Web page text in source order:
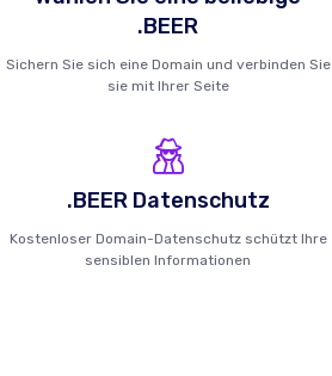
.BEER
Sichern Sie sich eine Domain und verbinden Sie
sie mit Ihrer Seite
.BEER Datenschutz
Kostenloser Domain-Datenschutz schützt Ihre
sensiblen Informationen